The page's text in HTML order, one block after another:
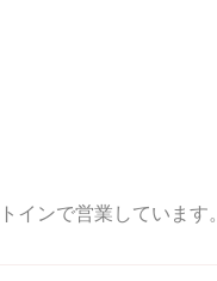
ンで営業しています。